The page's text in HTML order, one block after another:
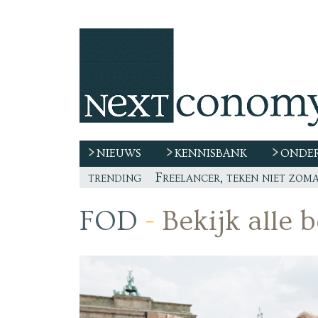
NIEUWS KENNISBANK
trending “De echte vraag is waar
De economische impact
De race naar extern talent
Freelancer, teken niet
FOD - Bekijk alle